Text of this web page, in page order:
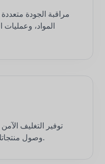
مراقبة الجودة
المواد، وعمليات
توفير التغليف
وصول منتجاتك بأمان وفي الموعد المحدد.